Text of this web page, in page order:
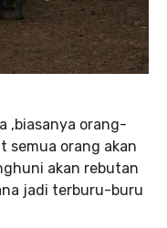
,biasanya orang-
semua orang akan
akan rebutan
jadi terburu-buru